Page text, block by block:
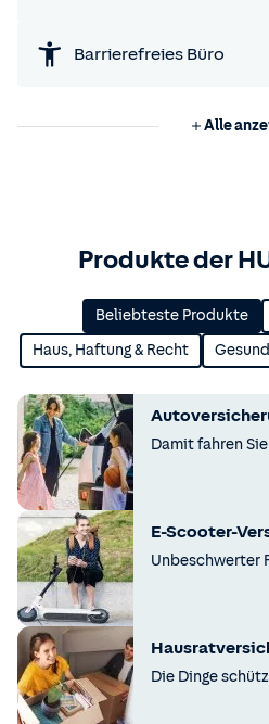
Barrierefreies Büro
Alle
Produkte der
Beliebteste Produkte
Haus, Haftung & Recht
Damit fahren
E-Scooter-
Unbeschwerter
Die Dinge